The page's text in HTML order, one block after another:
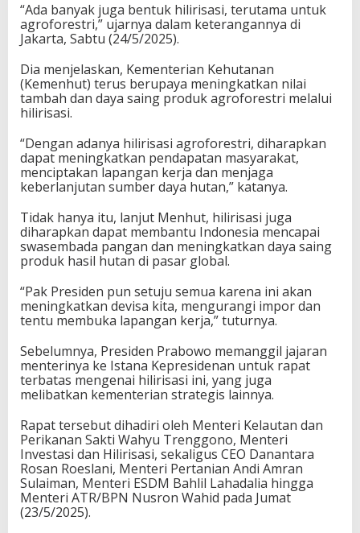
“Ada banyak juga bentuk hilirisasi, terutama untuk
agroforestri,” ujarnya dalam keterangannya di
Jakarta, Sabtu (24/5/2025).
Dia menjelaskan, Kementerian Kehutanan
(Kemenhut) terus berupaya meningkatkan nilai
tambah dan daya saing produk agroforestri melalui
hilirisasi.
“Dengan adanya hilirisasi agroforestri, diharapkan
dapat meningkatkan pendapatan masyarakat,
menciptakan lapangan kerja dan menjaga
keberlanjutan sumber daya hutan,” katanya.
Tidak hanya itu, lanjut Menhut, hilirisasi juga
diharapkan dapat membantu Indonesia mencapai
swasembada pangan dan meningkatkan daya saing
produk hasil hutan di pasar global.
“Pak Presiden pun setuju semua karena ini akan
meningkatkan devisa kita, mengurangi impor dan
tentu membuka lapangan kerja,” tuturnya.
Sebelumnya, Presiden Prabowo memanggil jajaran
menterinya ke Istana Kepresidenan untuk rapat
terbatas mengenai hilirisasi ini, yang juga
melibatkan kementerian strategis lainnya.
Rapat tersebut dihadiri oleh Menteri Kelautan dan
Perikanan Sakti Wahyu Trenggono, Menteri
Investasi dan Hilirisasi, sekaligus CEO Danantara
Rosan Roeslani, Menteri Pertanian Andi Amran
Sulaiman, Menteri ESDM Bahlil Lahadalia hingga
Menteri ATR/BPN Nusron Wahid pada Jumat
(23/5/2025).